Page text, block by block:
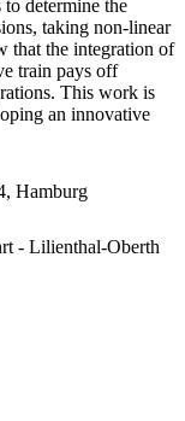
determine the
taking non-linear
that the integration of
train pays off
This work is
an innovative
Hamburg
- Lilienthal-Oberth